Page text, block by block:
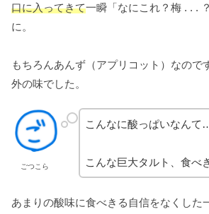
口に入ってきて一瞬「なにこれ？梅 . . .
に。
もちろんあんず（アプリコット）なので
外の味でした。
ごつこら
こんなに酸っぱいなんて…
こんな巨大タルト、食べ
あまりの酸味に食べきる自信をなくした